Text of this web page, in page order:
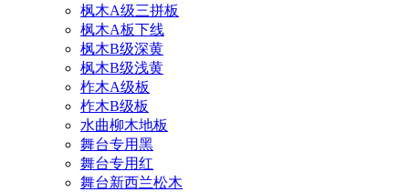
枫木A级三拼板
枫木A板下线
枫木B级深黄
枫木B级浅黄
柞木A级板
柞木B级板
水曲柳木地板
舞台专用黑
舞台专用红
舞台新西兰松木